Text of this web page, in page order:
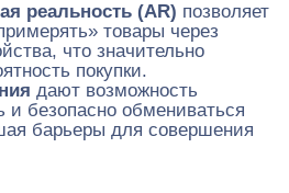
реальность (AR) позволяет
товары через
что значительно
покупки.
дают возможность
и безопасно обмениваться
барьеры для совершения